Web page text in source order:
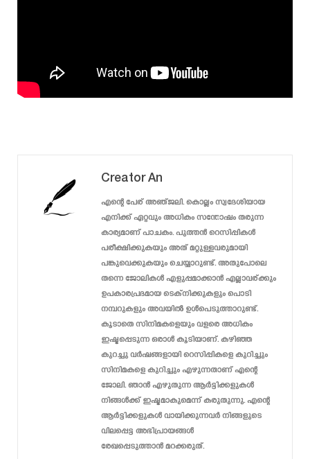
Creator An
എന്റെ പേര് അഞ്ജലി. കൊല്ലം സ്വദേശിയായ
എനിക്ക് ഏറ്റവും അധികം സന്തോഷം തരുന്ന
കാര്യമാണ് പാചകം. പുത്തൻ റെസിപ്പികൾ
പരീക്ഷിക്കുകയും അത് മറ്റുള്ളവരുമായി
പങ്കുവെക്കുകയും ചെയ്യാറുണ്ട്. അതുപോലെ
തന്നെ ജോലികൾ എളുപ്പമാക്കാൻ എല്ലാവര്ക്കും
ഉപകാരപ്രദമായ ടെക്‌നിക്കുകളും പൊടി
നമ്പറുകളും അവയിൽ ഉൾപെടുത്താറുണ്ട്.
കൂടാതെ സിനിമകളെയും വളരെ അധികം
ഇഷ്ടപ്പെടുന്ന ഒരാൾ കൂടിയാണ്. കഴിഞ്ഞ
കുറച്ചു വർഷങ്ങളായി റെസിപ്പികളെ കുറിച്ചും
സിനിമകളെ കുറിച്ചും എഴുന്നതാണ് എന്റെ
ജോലി. ഞാൻ എഴുതുന്ന ആർട്ടിക്കളുകൾ
നിങ്ങൾക്ക് ഇഷ്ടമാകുമെന്ന് കരുതുന്നു. എന്റെ
ആർട്ടിക്കളുകൾ വായിക്കുന്നവർ നിങ്ങളുടെ
വിലപ്പെട്ട അഭിപ്രായങ്ങൾ
രേഖപ്പെടുത്താൻ മറക്കരുത്.